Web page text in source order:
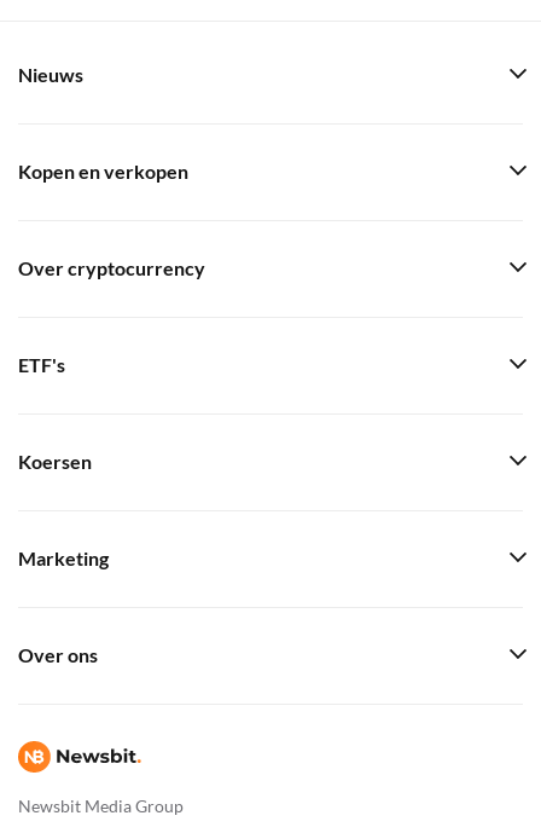
Newsbit Media Group
Nieuws
Kopen en verkopen
Over cryptocurrency
ETF's
Koersen
Marketing
Over ons